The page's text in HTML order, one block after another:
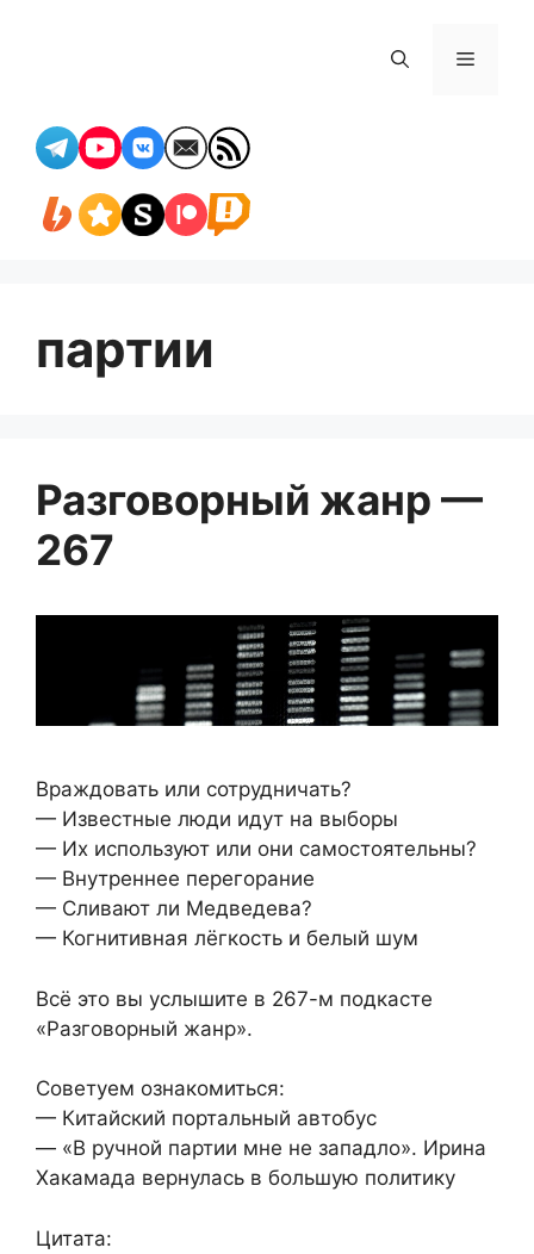
Меню
партии
Разговорный жанр —
267
Враждовать или сотрудничать?
— Известные люди идут на выборы
— Их используют или они самостоятельны?
— Внутреннее перегорание
— Сливают ли Медведева?
— Когнитивная лёгкость и белый шум
Всё это вы услышите в 267-м подкасте
«Разговорный жанр».
Советуем ознакомиться:
— Китайский портальный автобус
— «В ручной партии мне не западло». Ирина
Хакамада вернулась в большую политику
Цитата: